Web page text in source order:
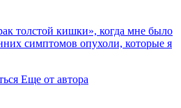
толстой кишки», когда мне было
симптомов опухоли, которые я
Еще от автора